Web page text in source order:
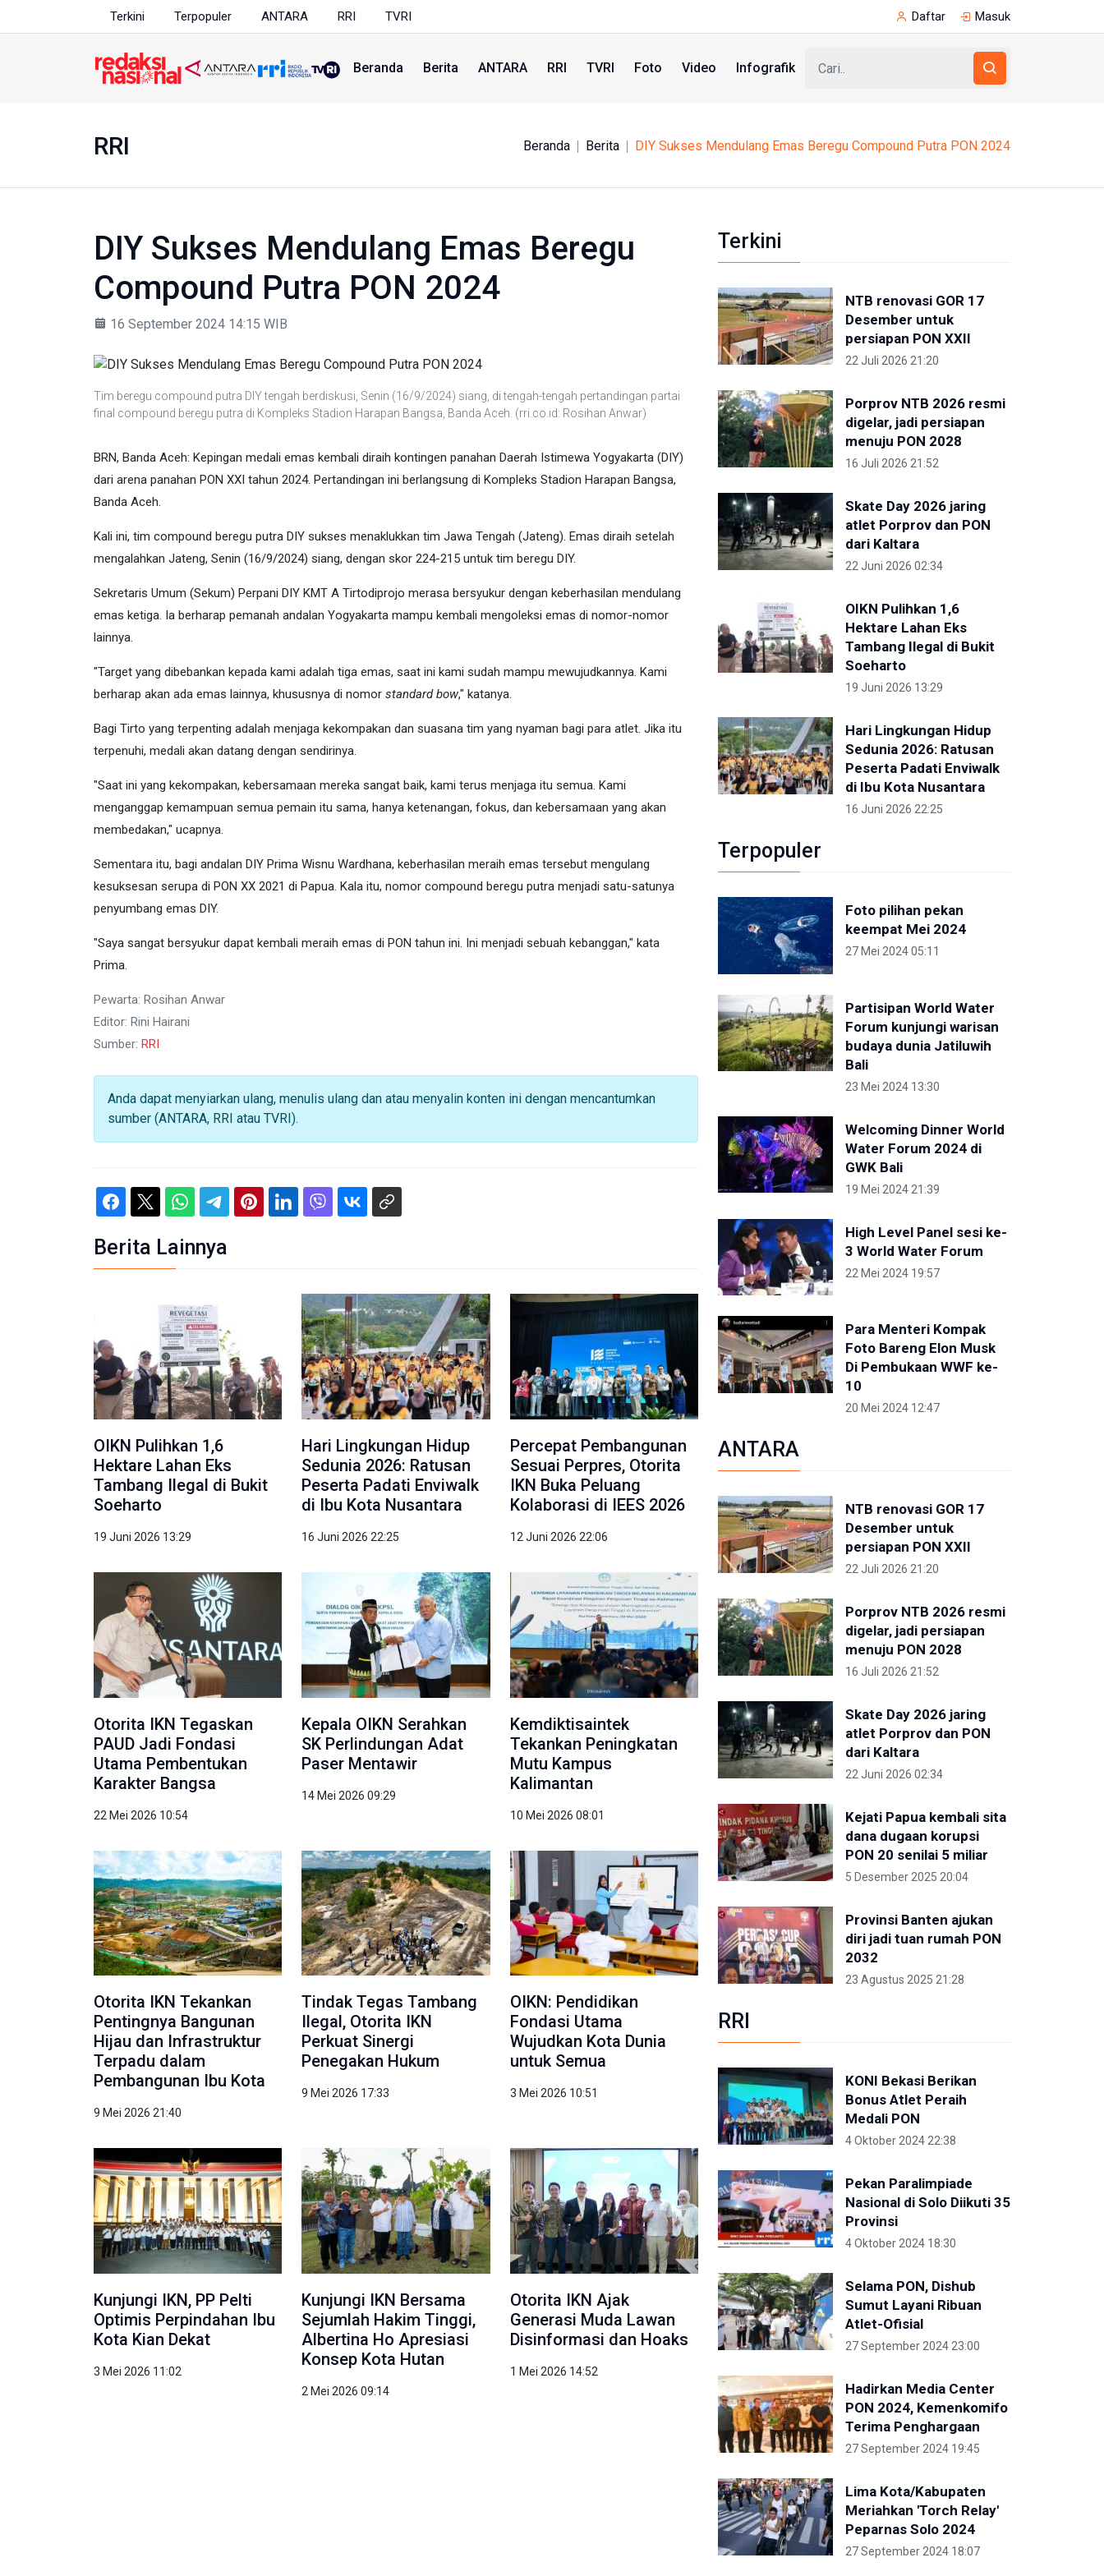
Terkini Terpopuler ANTARA RRI TVRI Daftar Masuk
Beranda Berita ANTARA RRI TVRI Foto Video Infografik
RRI Beranda Berita DIY Sukses Mendulang Emas Beregu Compound Putra PON 2024
DIY Sukses Mendulang Emas Beregu
Compound Putra PON 2024
16 September 2024 14:15 WIB
Tim beregu compound putra DIY tengah berdiskusi, Senin (16/9/2024) siang, di tengah-tengah pertandingan partai
final compound beregu putra di Kompleks Stadion Harapan Bangsa, Banda Aceh. (rri.co.id: Rosihan Anwar)
BRN, Banda Aceh: Kepingan medali emas kembali diraih kontingen panahan Daerah Istimewa Yogyakarta (DIY)
dari arena panahan PON XXI tahun 2024. Pertandingan ini berlangsung di Kompleks Stadion Harapan Bangsa,
Banda Aceh.
Kali ini, tim compound beregu putra DIY sukses menaklukkan tim Jawa Tengah (Jateng). Emas diraih setelah
mengalahkan Jateng, Senin (16/9/2024) siang, dengan skor 224-215 untuk tim beregu DIY.
Sekretaris Umum (Sekum) Perpani DIY KMT A Tirtodiprojo merasa bersyukur dengan keberhasilan mendulang
emas ketiga. Ia berharap pemanah andalan Yogyakarta mampu kembali mengoleksi emas di nomor-nomor
lainnya.
"Target yang dibebankan kepada kami adalah tiga emas, saat ini kami sudah mampu mewujudkannya. Kami
berharap akan ada emas lainnya, khususnya di nomor standard bow," katanya.
Bagi Tirto yang terpenting adalah menjaga kekompakan dan suasana tim yang nyaman bagi para atlet. Jika itu
terpenuhi, medali akan datang dengan sendirinya.
"Saat ini yang kekompakan, kebersamaan mereka sangat baik, kami terus menjaga itu semua. Kami
menganggap kemampuan semua pemain itu sama, hanya ketenangan, fokus, dan kebersamaan yang akan
membedakan," ucapnya.
Sementara itu, bagi andalan DIY Prima Wisnu Wardhana, keberhasilan meraih emas tersebut mengulang
kesuksesan serupa di PON XX 2021 di Papua. Kala itu, nomor compound beregu putra menjadi satu-satunya
penyumbang emas DIY.
"Saya sangat bersyukur dapat kembali meraih emas di PON tahun ini. Ini menjadi sebuah kebanggan," kata
Prima.
Pewarta: Rosihan Anwar
Editor: Rini Hairani
Sumber: RRI
Anda dapat menyiarkan ulang, menulis ulang dan atau menyalin konten ini dengan mencantumkan
sumber (ANTARA, RRI atau TVRI).
Berita Lainnya
OIKN Pulihkan 1,6
Hektare Lahan Eks
Tambang Ilegal di Bukit
Soeharto
19 Juni 2026 13:29
Hari Lingkungan Hidup
Sedunia 2026: Ratusan
Peserta Padati Enviwalk
di Ibu Kota Nusantara
16 Juni 2026 22:25
Percepat Pembangunan
Sesuai Perpres, Otorita
IKN Buka Peluang
Kolaborasi di IEES 2026
12 Juni 2026 22:06
Otorita IKN Tegaskan
PAUD Jadi Fondasi
Utama Pembentukan
Karakter Bangsa
22 Mei 2026 10:54
Kepala OIKN Serahkan
SK Perlindungan Adat
Paser Mentawir
14 Mei 2026 09:29
Kemdiktisaintek
Tekankan Peningkatan
Mutu Kampus
Kalimantan
10 Mei 2026 08:01
Otorita IKN Tekankan
Pentingnya Bangunan
Hijau dan Infrastruktur
Terpadu dalam
Pembangunan Ibu Kota
9 Mei 2026 21:40
Tindak Tegas Tambang
Ilegal, Otorita IKN
Perkuat Sinergi
Penegakan Hukum
9 Mei 2026 17:33
OIKN: Pendidikan
Fondasi Utama
Wujudkan Kota Dunia
untuk Semua
3 Mei 2026 10:51
Kunjungi IKN, PP Pelti
Optimis Perpindahan Ibu
Kota Kian Dekat
3 Mei 2026 11:02
Kunjungi IKN Bersama
Sejumlah Hakim Tinggi,
Albertina Ho Apresiasi
Konsep Kota Hutan
2 Mei 2026 09:14
Otorita IKN Ajak
Generasi Muda Lawan
Disinformasi dan Hoaks
1 Mei 2026 14:52
Terkini
NTB renovasi GOR 17
Desember untuk
persiapan PON XXII
22 Juli 2026 21:20
Porprov NTB 2026 resmi
digelar, jadi persiapan
menuju PON 2028
16 Juli 2026 21:52
Skate Day 2026 jaring
atlet Porprov dan PON
dari Kaltara
22 Juni 2026 02:34
OIKN Pulihkan 1,6
Hektare Lahan Eks
Tambang Ilegal di Bukit
Soeharto
19 Juni 2026 13:29
Hari Lingkungan Hidup
Sedunia 2026: Ratusan
Peserta Padati Enviwalk
di Ibu Kota Nusantara
16 Juni 2026 22:25
Terpopuler
Foto pilihan pekan
keempat Mei 2024
27 Mei 2024 05:11
Partisipan World Water
Forum kunjungi warisan
budaya dunia Jatiluwih
Bali
23 Mei 2024 13:30
Welcoming Dinner World
Water Forum 2024 di
GWK Bali
19 Mei 2024 21:39
High Level Panel sesi ke-
3 World Water Forum
22 Mei 2024 19:57
Para Menteri Kompak
Foto Bareng Elon Musk
Di Pembukaan WWF ke-
10
20 Mei 2024 12:47
ANTARA
NTB renovasi GOR 17
Desember untuk
persiapan PON XXII
22 Juli 2026 21:20
Porprov NTB 2026 resmi
digelar, jadi persiapan
menuju PON 2028
16 Juli 2026 21:52
Skate Day 2026 jaring
atlet Porprov dan PON
dari Kaltara
22 Juni 2026 02:34
Kejati Papua kembali sita
dana dugaan korupsi
PON 20 senilai 5 miliar
5 Desember 2025 20:04
Provinsi Banten ajukan
diri jadi tuan rumah PON
2032
23 Agustus 2025 21:28
RRI
KONI Bekasi Berikan
Bonus Atlet Peraih
Medali PON
4 Oktober 2024 22:38
Pekan Paralimpiade
Nasional di Solo Diikuti 35
Provinsi
4 Oktober 2024 18:30
Selama PON, Dishub
Sumut Layani Ribuan
Atlet-Ofisial
27 September 2024 23:00
Hadirkan Media Center
PON 2024, Kemenkomifo
Terima Penghargaan
27 September 2024 19:45
Lima Kota/Kabupaten
Meriahkan 'Torch Relay'
Peparnas Solo 2024
27 September 2024 18:07